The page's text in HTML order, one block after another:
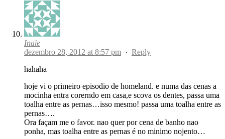
Inaie
dezembro 28, 2012 at 8:57 pm · Reply
hahaha
hoje vi o primeiro episodio de homeland. e numa das cenas a
mocinha entra corerndo em casa,e scova os dentes, passa uma
toalha entre as pernas…isso mesmo! passa uma toalha entre as
pernas….
Ora façam me o favor. nao quer por cena de banho nao
ponha, mas toalha entre as pernas é no minimo nojento…